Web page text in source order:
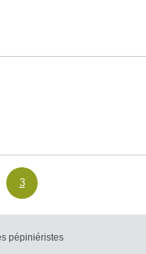
3
pépiniéristes